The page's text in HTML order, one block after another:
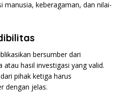
manusia, keberagaman, dan nilai-
bersumber dari
atau hasil investigasi yang valid.
pihak ketiga harus
dengan jelas.